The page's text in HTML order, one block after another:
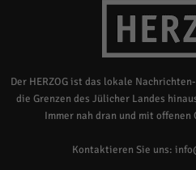
Der HERZOG ist das lokale
die Grenzen des Jülicher Landes
Immer nah dran und mit
Kontaktieren Sie uns: